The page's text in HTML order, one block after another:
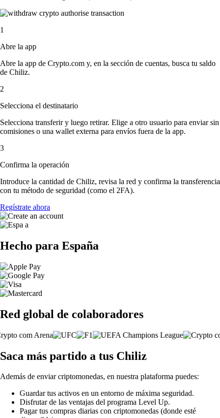
1
Abre la app
Abre la app de Crypto.com y, en la sección de cuentas, busca tu saldo
de Chiliz.
2
Selecciona el destinatario
Selecciona transferir y luego retirar. Elige a otro usuario para enviar sin
comisiones o una wallet externa para envíos fuera de la app.
3
Confirma la operación
Introduce la cantidad de Chiliz, revisa la red y confirma la transferencia
con tu método de seguridad (como el 2FA).
Regístrate ahora
Hecho para España
Red global de colaboradores
Saca más partido a tus Chiliz
Además de enviar criptomonedas, en nuestra plataforma puedes:
Guardar tus activos en un entorno de máxima seguridad.
Disfrutar de las ventajas del programa Level Up.
Pagar tus compras diarias con criptomonedas (donde esté